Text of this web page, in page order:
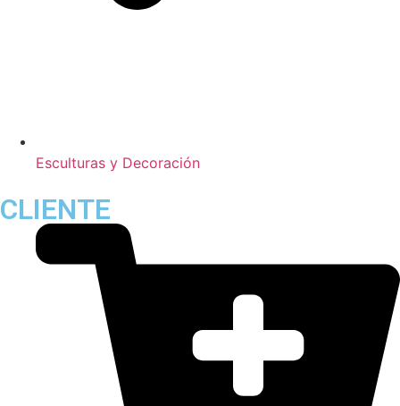
Esculturas y Decoración
CLIENTE